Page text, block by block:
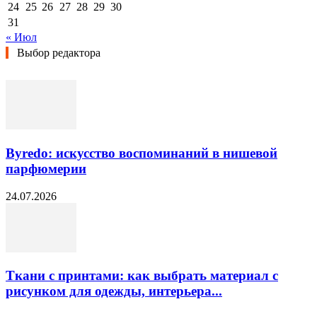
24 25 26 27 28 29 30
31
« Июл
Выбор редактора
Byredo: искусство воспоминаний в нишевой
парфюмерии
24.07.2026
Ткани с принтами: как выбрать материал с
рисунком для одежды, интерьера...